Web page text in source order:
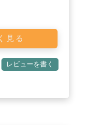
見る
レビューを書く